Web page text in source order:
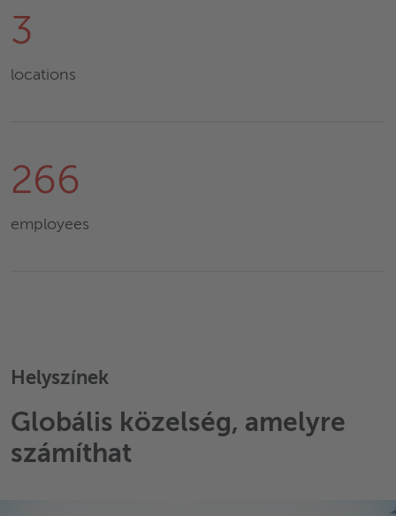
3
locations
266
employees
Helyszínek
Globális közelség, amelyre
számíthat